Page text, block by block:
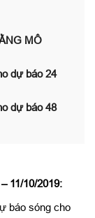
MÔ
dự báo 24
dự báo 48
11/10/2019:
báo sóng cho